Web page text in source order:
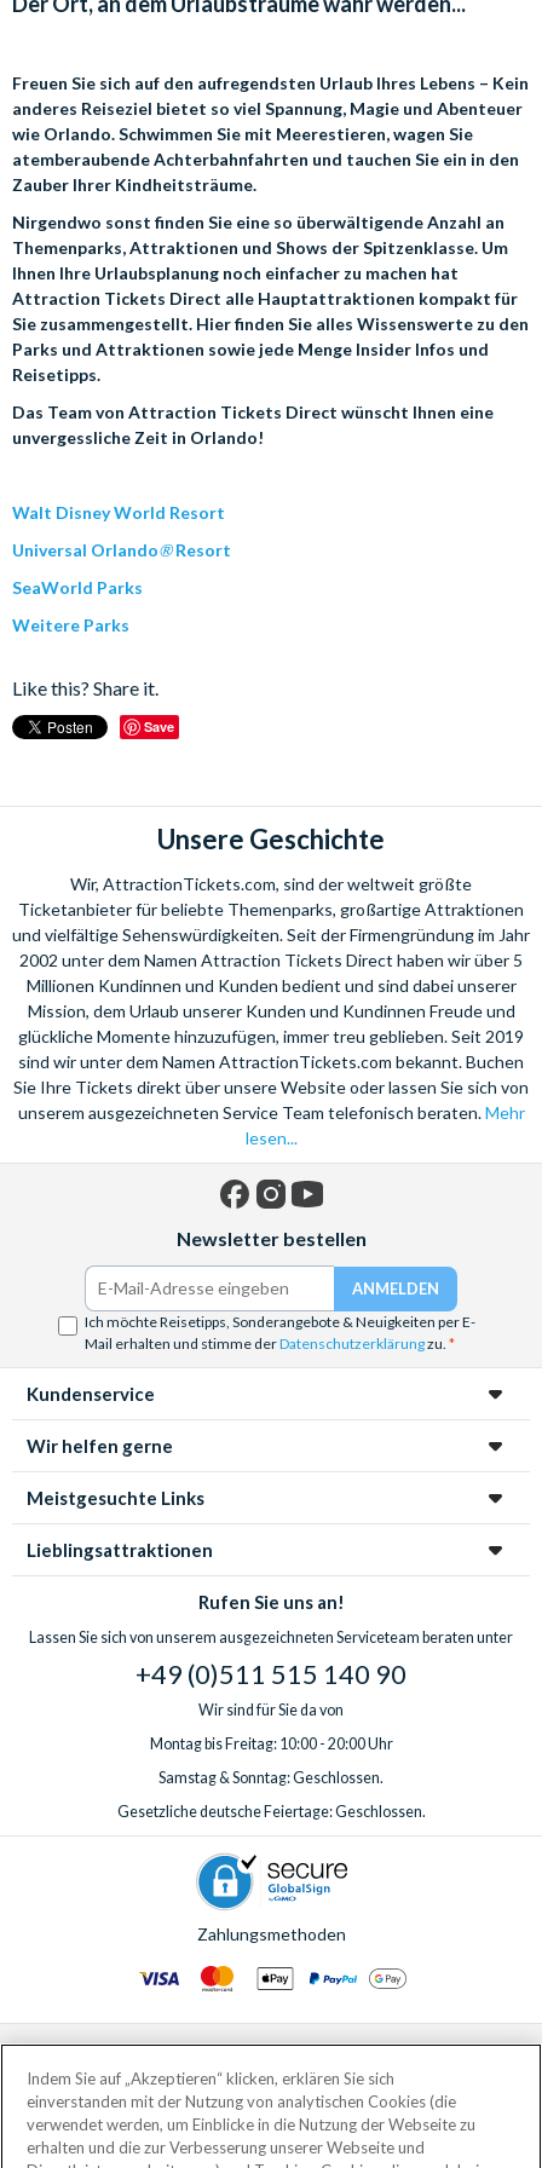
Freuen Sie sich auf den aufregendsten Urlaub Ihres Lebens – Kein
anderes Reiseziel bietet so viel Spannung, Magie und Abenteuer
wie Orlando. Schwimmen Sie mit Meerestieren, wagen Sie
atemberaubende Achterbahnfahrten und tauchen Sie ein in den
Zauber Ihrer Kindheitsträume.
Nirgendwo sonst finden Sie eine so überwältigende Anzahl an
Themenparks, Attraktionen und Shows der Spitzenklasse. Um
Ihnen Ihre Urlaubsplanung noch einfacher zu machen hat
Attraction Tickets Direct alle Hauptattraktionen kompakt für
Sie zusammengestellt. Hier finden Sie alles Wissenswerte zu den
Parks und Attraktionen sowie jede Menge Insider Infos und
Reisetipps.
Das Team von Attraction Tickets Direct wünscht Ihnen eine
unvergessliche Zeit in Orlando!
Walt Disney World Resort
Universal Orlando®Resort
SeaWorld Parks
Weitere Parks
Like this? Share it.
Save
Unsere Geschichte
Wir, AttractionTickets.com, sind der weltweit größte
Ticketanbieter für beliebte Themenparks, großartige Attraktionen
und vielfältige Sehenswürdigkeiten. Seit der Firmengründung im Jahr
2002 unter dem Namen Attraction Tickets Direct haben wir über 5
Millionen Kundinnen und Kunden bedient und sind dabei unserer
Mission, dem Urlaub unserer Kunden und Kundinnen Freude und
glückliche Momente hinzuzufügen, immer treu geblieben. Seit 2019
sind wir unter dem Namen AttractionTickets.com bekannt. Buchen
Sie Ihre Tickets direkt über unsere Website oder lassen Sie sich von
unserem ausgezeichneten Service Team telefonisch beraten.Mehr
lesen...
Newsletter bestellen
Ich möchte Reisetipps, Sonderangebote & Neuigkeiten per E-
Mail erhalten und stimme derDatenschutzerklärungzu.
Kundenservice
Wir helfen gerne
Meistgesuchte Links
Lieblingsattraktionen
Rufen Sie uns an!
Lassen Sie sich von unserem ausgezeichneten Serviceteam beraten unter
+49 (0)511 515 140 90
Wir sind für Sie da von
Montag bis Freitag: 10:00 - 20:00 Uhr
Samstag & Sonntag: Geschlossen.
Gesetzliche deutsche Feiertage: Geschlossen.
Zahlungsmethoden
© AttractionTickets.com 2002 - 2026
Eingetragener Firmensitz: 2nd Floor Nucleus House, 2 Lower Mortlake Road,
Richmond, United Kingdom, TW9 2JA.
AttractionTickets.com is a trading name of Attraction Tickets LTD, who are
the owners of UK Trademark Registration Nos. 3427114 and 3427117.
Registered in England with registered number 4390984 and VAT Number
Indem Sie auf „Akzeptieren“ klicken, erklären Sie sich
einverstanden mit der Nutzung von analytischen Cookies (die
verwendet werden, um Einblicke in die Nutzung der Webseite zu
erhalten und die zur Verbesserung unserer Webseite und